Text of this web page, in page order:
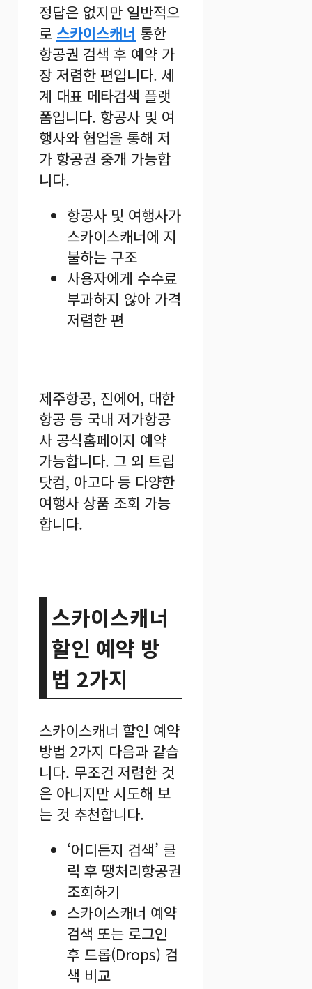
정답은 없지만 일반적으
로 스카이스캐너 통한
항공권 검색 후 예약 가
장 저렴한 편입니다. 세
계 대표 메타검색 플랫
폼입니다. 항공사 및 여
행사와 협업을 통해 저
가 항공권 중개 가능합
니다.
항공사 및 여행사가
스카이스캐너에 지
불하는 구조
사용자에게 수수료
부과하지 않아 가격
저렴한 편
제주항공, 진에어, 대한
항공 등 국내 저가항공
사 공식홈페이지 예약
가능합니다. 그 외 트립
닷컴, 아고다 등 다양한
여행사 상품 조회 가능
합니다.
스카이스캐너
할인 예약 방
법 2가지
스카이스캐너 할인 예약
방법 2가지 다음과 같습
니다. 무조건 저렴한 것
은 아니지만 시도해 보
는 것 추천합니다.
‘어디든지 검색’ 클
릭 후 땡처리항공권
조회하기
스카이스캐너 예약
검색 또는 로그인
후 드롭(Drops) 검
색 비교